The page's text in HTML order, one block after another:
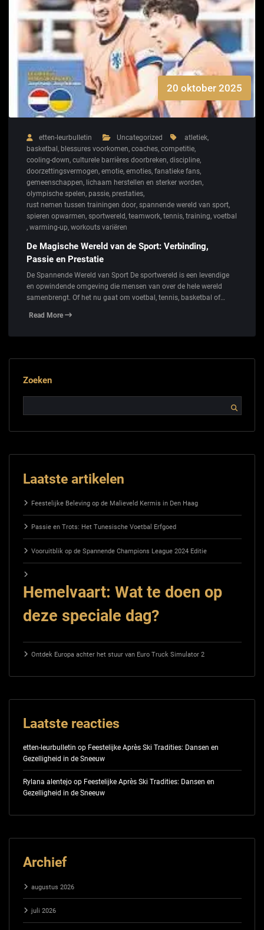
20 oktober 2025
etten-leurbulletin Uncategorized atletiek,
basketbal , blessures voorkomen, coaches, competitie,
cooling-down, culturele barrières doorbreken, discipline,
doorzettingsvermogen, emotie, emoties, fanatieke fans,
gemeenschappen, lichaam herstellen en sterker worden,
olympische spelen, passie, prestaties,
rust nemen tussen trainingen door, spannende wereld van sport,
spieren opwarmen, sportwereld, teamwork, tennis, training, voetbal
, warming-up, workouts variëren
De Magische Wereld van de Sport: Verbinding,
Passie en Prestatie
De Spannende Wereld van Sport De sportwereld is een levendige
en opwindende omgeving die mensen van over de hele wereld
samenbrengt. Of het nu gaat om voetbal, tennis, basketbal of…
Read More
Zoeken
Laatste artikelen
Feestelijke Beleving op de Malieveld Kermis in Den Haag
Passie en Trots: Het Tunesische Voetbal Erfgoed
Vooruitblik op de Spannende Champions League 2024 Editie
Hemelvaart: Wat te doen op
deze speciale dag?
Ontdek Europa achter het stuur van Euro Truck Simulator 2
Laatste reacties
etten-leurbulletin op Feestelijke Après Ski Tradities: Dansen en
Gezelligheid in de Sneeuw
Rylana alentejoop Feestelijke Après Ski Tradities: Dansen en
Gezelligheid in de Sneeuw
Archief
augustus 2026
juli 2026